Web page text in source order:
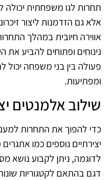
תחרות לגו משפחתית יכולה
אלא גם הזדמנות ליצור
אווירה חיובית במהלך
נינוחים ופתוחים להביע את
פעולה בין בני משפחה יכול
ומפתיעות.
שילוב אלמנטים
כדי להפוך את התחרות
יצירתיים נוספים כמו
לדוגמה, ניתן לקבוע נושא
דגם בהתאם לקטגוריות